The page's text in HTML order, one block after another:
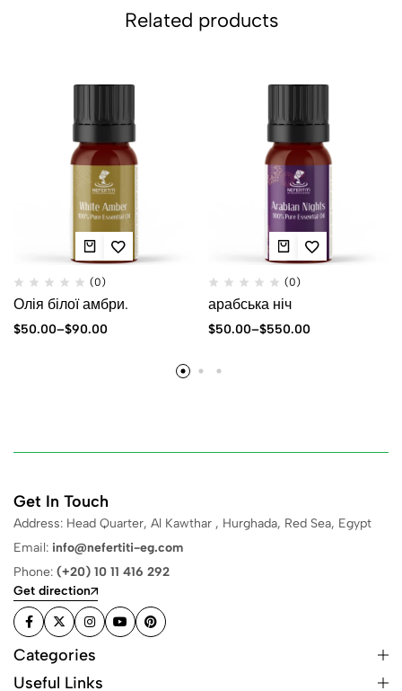
Related products
(0)
Олія білої амбри.
$50.00–$90.00
(0)
арабська ніч
$50.00–$550.00
Get In Touch
Address: Head Quarter, Al Kawthar , Hurghada, Red Sea, Egypt
Email: info@nefertiti-eg.com
Phone: (+20) 10 11 416 292
Get direction
Categories
Useful Links